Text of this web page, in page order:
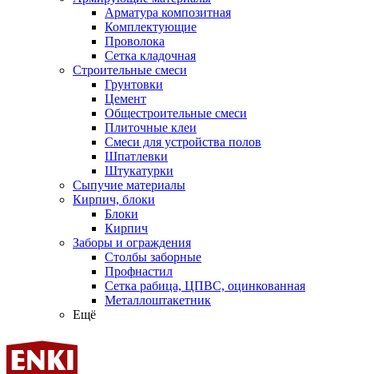
Арматура композитная
Комплектующие
Проволока
Сетка кладочная
Строительные смеси
Грунтовки
Цемент
Общестроительные смеси
Плиточные клеи
Смеси для устройства полов
Шпатлевки
Штукатурки
Сыпучие материалы
Кирпич, блоки
Блоки
Кирпич
Заборы и ограждения
Столбы заборные
Профнастил
Сетка рабица, ЦПВС, оцинкованная
Металлоштакетник
Ещё